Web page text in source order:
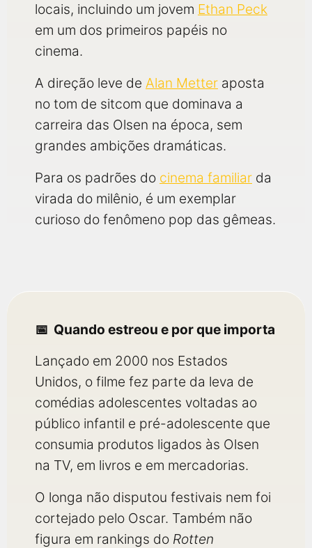
locais, incluindo um jovem Ethan Peck
em um dos primeiros papéis no
cinema.
A direção leve de Alan Metter aposta
no tom de sitcom que dominava a
carreira das Olsen na época, sem
grandes ambições dramáticas.
Para os padrões do cinema familiar da
virada do milênio, é um exemplar
curioso do fenômeno pop das gêmeas.
Quando estreou e por que importa
Lançado em 2000 nos Estados
Unidos, o filme fez parte da leva de
comédias adolescentes voltadas ao
público infantil e pré-adolescente que
consumia produtos ligados às Olsen
na TV, em livros e em mercadorias.
O longa não disputou festivais nem foi
cortejado pelo Oscar. Também não
figura em rankings do Rotten